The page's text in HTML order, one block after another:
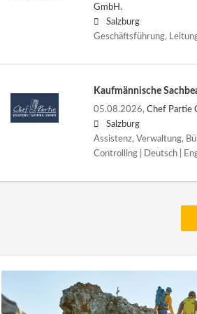
GmbH.
Salzburg
Geschäftsführung,
Kaufmännische
05.08.2026, Chef Partie
Salzburg
Assistenz, Verwaltung,
Controlling | Deutsch |